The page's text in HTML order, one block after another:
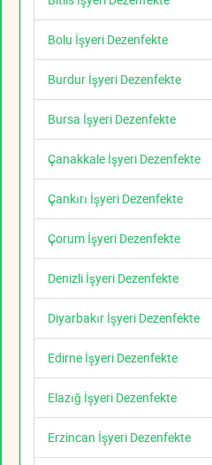
Bolu İşyeri Dezenfekte
Burdur İşyeri Dezenfekte
Bursa İşyeri Dezenfekte
Çanakkale İşyeri Dezenfekte
Çankırı İşyeri Dezenfekte
Çorum İşyeri Dezenfekte
Denizli İşyeri Dezenfekte
Diyarbakır İşyeri Dezenfekte
Edirne İşyeri Dezenfekte
Elazığ İşyeri Dezenfekte
Erzincan İşyeri Dezenfekte